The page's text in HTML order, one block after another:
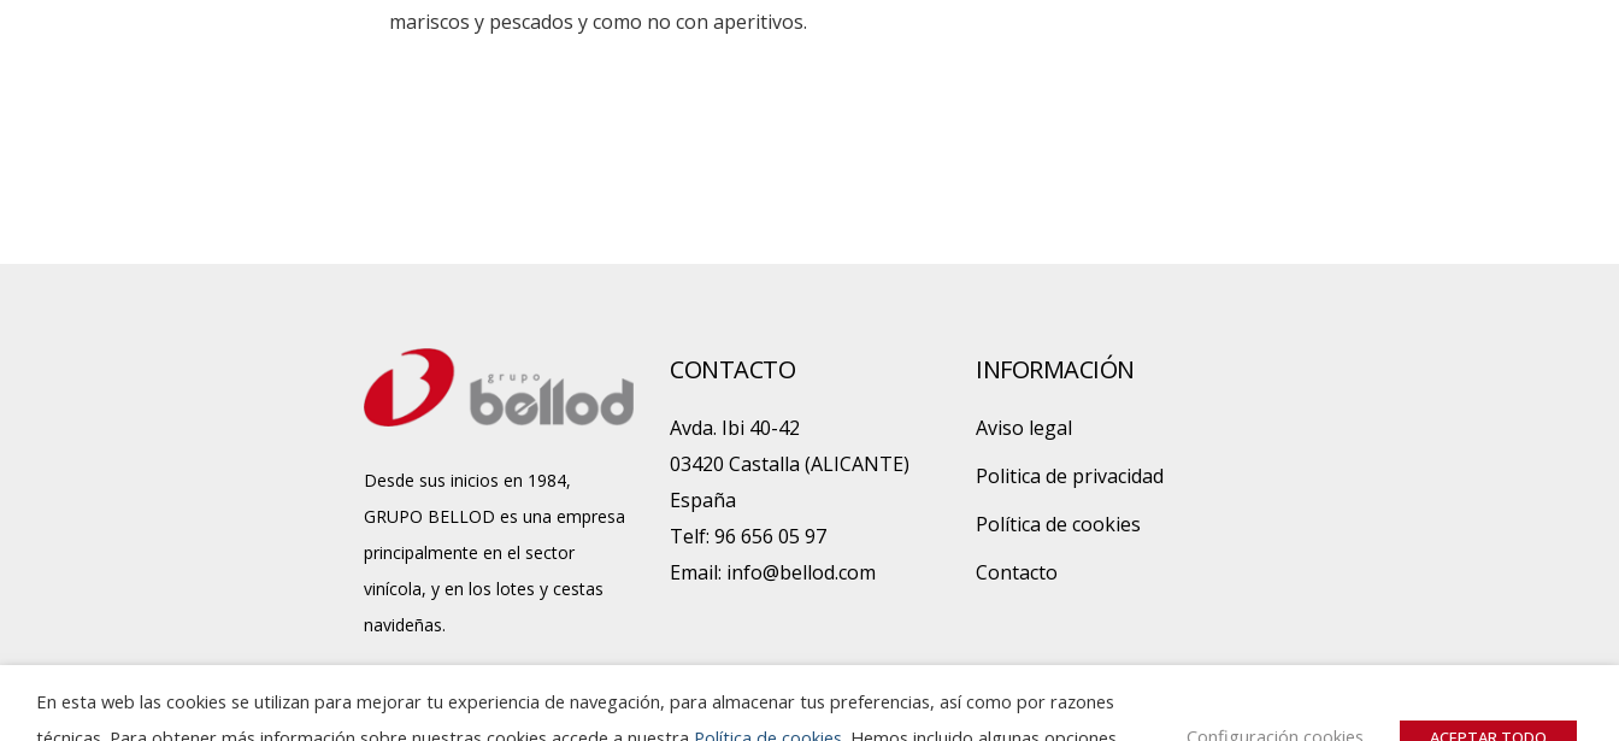
mariscos y pescados y como no con aperitivos.
Desde sus inicios en 1984,
GRUPO BELLOD es una empresa
principalmente en el sector
vinícola, y en los lotes y cestas
navideñas.
CONTACTO
Avda. Ibi 40-42
03420 Castalla (ALICANTE)
España
Telf: 96 656 05 97
Email: info@bellod.com
INFORMACIÓN
Aviso legal
Politica de privacidad
Política de cookies
Contacto
En esta web las cookies se utilizan para mejorar tu experiencia de navegación, para almacenar tus preferencias, así como por razones
Configuración cookies